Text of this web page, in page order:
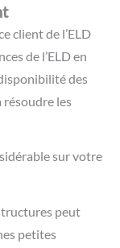
client de l’ELD
de l’ELD en
des
résoudre les
sur votre
peut
petites